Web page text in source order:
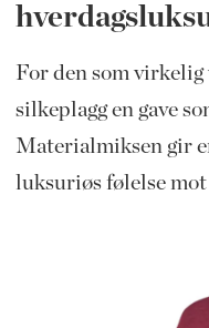
For den som
silkeplagg en gave
Materialmiksen gir
luksuriøs følelse